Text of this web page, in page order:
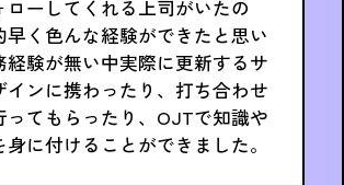
ローしてくれる上司がいたの
早く色んな経験ができたと思い
経験が無い中実際に更新するサ
インに携わったり、打ち合わせ
ってもらったり、OJTで知識や
に付けることができました。